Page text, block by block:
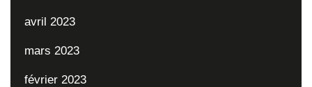
avril 2023
mars 2023
février 2023